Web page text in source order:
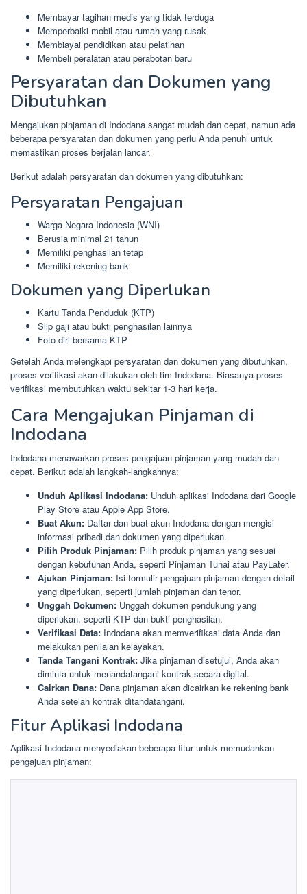
Membayar tagihan medis yang tidak terduga
Memperbaiki mobil atau rumah yang rusak
Membiayai pendidikan atau pelatihan
Membeli peralatan atau perabotan baru
Persyaratan dan Dokumen yang
Dibutuhkan
Mengajukan pinjaman di Indodana sangat mudah dan cepat, namun ada
beberapa persyaratan dan dokumen yang perlu Anda penuhi untuk
memastikan proses berjalan lancar.
Berikut adalah persyaratan dan dokumen yang dibutuhkan:
Persyaratan Pengajuan
Warga Negara Indonesia (WNI)
Berusia minimal 21 tahun
Memiliki penghasilan tetap
Memiliki rekening bank
Dokumen yang Diperlukan
Kartu Tanda Penduduk (KTP)
Slip gaji atau bukti penghasilan lainnya
Foto diri bersama KTP
Setelah Anda melengkapi persyaratan dan dokumen yang dibutuhkan,
proses verifikasi akan dilakukan oleh tim Indodana. Biasanya proses
verifikasi membutuhkan waktu sekitar 1-3 hari kerja.
Cara Mengajukan Pinjaman di
Indodana
Indodana menawarkan proses pengajuan pinjaman yang mudah dan
cepat. Berikut adalah langkah-langkahnya:
Unduh Aplikasi Indodana: Unduh aplikasi Indodana dari Google
Play Store atau Apple App Store.
Buat Akun: Daftar dan buat akun Indodana dengan mengisi
informasi pribadi dan dokumen yang diperlukan.
Pilih Produk Pinjaman: Pilih produk pinjaman yang sesuai
dengan kebutuhan Anda, seperti Pinjaman Tunai atau PayLater.
Ajukan Pinjaman: Isi formulir pengajuan pinjaman dengan detail
yang diperlukan, seperti jumlah pinjaman dan tenor.
Unggah Dokumen: Unggah dokumen pendukung yang
diperlukan, seperti KTP dan bukti penghasilan.
Verifikasi Data: Indodana akan memverifikasi data Anda dan
melakukan penilaian kelayakan.
Tanda Tangani Kontrak: Jika pinjaman disetujui, Anda akan
diminta untuk menandatangani kontrak secara digital.
Cairkan Dana: Dana pinjaman akan dicairkan ke rekening bank
Anda setelah kontrak ditandatangani.
Fitur Aplikasi Indodana
Aplikasi Indodana menyediakan beberapa fitur untuk memudahkan
pengajuan pinjaman: